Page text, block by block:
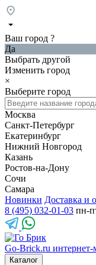
Ваш город ?
Да
Выбрать другой
Изменить город
×
Выберите город
Москва
Санкт-Петербург
Екатеринбург
Нижний Новгород
Казань
Ростов-на-Дону
Сочи
Самара
Новинки Доставка и
8 (495) 032-01-03 пн-
Go-Brick.ru интернет-
Каталог